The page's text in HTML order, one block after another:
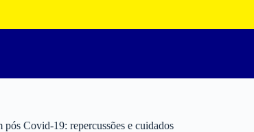
pós Covid-19: repercussões e cuidados